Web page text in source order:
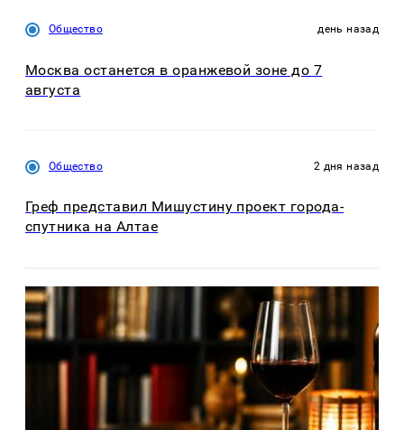
Общество день назад
Москва останется в оранжевой зоне до 7
августа
Общество 2 дня назад
Греф представил Мишустину проект города-
спутника на Алтае